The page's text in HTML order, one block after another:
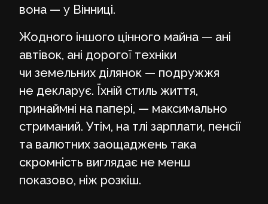
вона — у Вінниці.
Жодного іншого цінного майна — ані
автівок, ані дорогої техніки
чи земельних ділянок — подружжя
не декларує. Їхній стиль життя,
принаймні на папері, — максимально
стриманий. Утім, на тлі зарплати, пенсії
та валютних заощаджень така
скромність виглядає не менш
показово, ніж розкіш.